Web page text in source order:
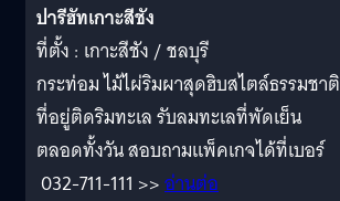
ปารีฮัทเกาะสีชัง
ที่ตั้ง : เกาะสีชัง / ชลบุรี
กระท่อม ไม้ไผ่ริมผาสุดฮิบสไตล์ธรรมชาติ
ที่อยู่ติดริมทะเล รับลมทะเลที่พัดเย็น
ตลอดทั้งวัน สอบถามแพ็คเกจได้ที่เบอร์
032-711-111 >>อ่านต่อ